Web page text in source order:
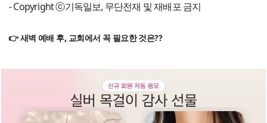
- Copyright ⓒ기독일보, 무단전재 및 재배포 금지
👉 새벽 예배 후, 교회에서 꼭 필요한 것은??